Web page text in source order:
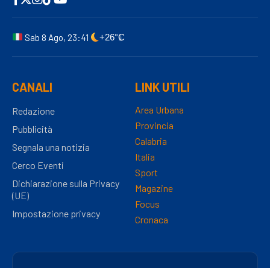
Sab 8 Ago, 23:41 +26°C
CANALI
Redazione
Pubblicità
Segnala una notizia
Cerco Eventi
Dichiarazione sulla Privacy
(UE)
Impostazione privacy
LINK UTILI
Area Urbana
Provincia
Calabria
Italia
Sport
Magazine
Focus
Cronaca